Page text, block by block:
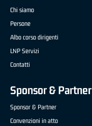
Chi siamo
Persone
Albo corso dirigenti
LNP Servizi
Contatti
Sponsor & Partner
Sponsor & Partner
Convenzioni in atto